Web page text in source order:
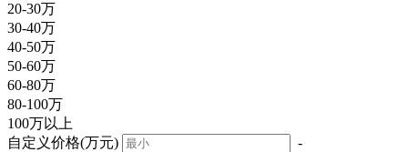
20-30万
30-40万
40-50万
50-60万
60-80万
80-100万
100万以上
自定义价格(万元)
-